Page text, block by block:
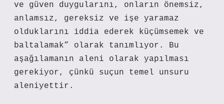
ve güven duygularını, onların önemsiz,
anlamsız, gereksiz ve işe yaramaz
olduklarını iddia ederek küçümsemek ve
baltalamak” olarak tanımlıyor. Bu
aşağılamanın aleni olarak yapılması
gerekiyor, çünkü suçun temel unsuru
aleniyettir.